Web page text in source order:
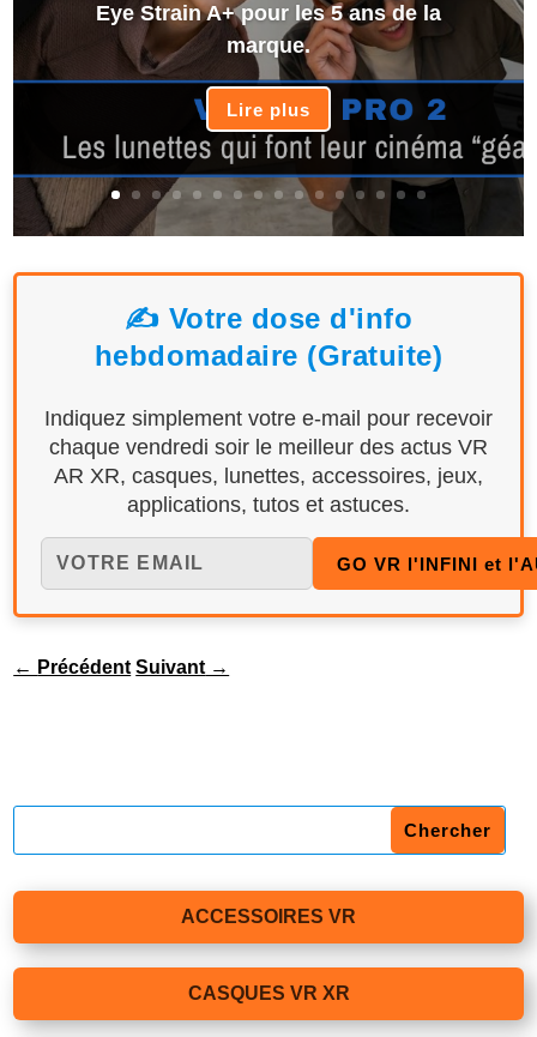
Eye Strain A+ pour les 5 ans de la
marque.
Lire plus
✍️ Votre dose d'info
hebdomadaire (Gratuite)
Indiquez simplement votre e-mail pour recevoir
chaque vendredi soir le meilleur des actus VR
AR XR, casques, lunettes, accessoires, jeux,
applications, tutos et astuces.
← Précédent Suivant →
ACCESSOIRES VR
CASQUES VR XR